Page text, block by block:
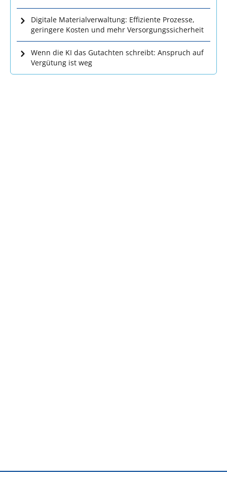
Digitale Materialverwaltung: Effiziente Prozesse,
geringere Kosten und mehr Versorgungssicherheit
Wenn die KI das Gutachten schreibt: Anspruch auf
Vergütung ist weg